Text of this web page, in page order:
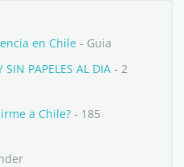
en Chile - Guia
SIN PAPELES AL DIA - 2
a Chile? - 185